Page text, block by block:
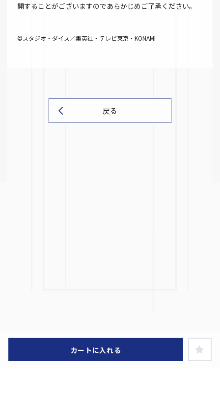
カートに入れる
開することがございますのであらかじめご了承ください。
©スタジオ・ダイス／集英社・テレビ東京・KONAMI
戻る